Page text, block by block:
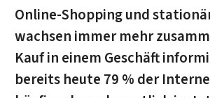
Online-Shopping und
wachsen immer mehr
Kauf in einem Geschäft
bereits heute 79 % der